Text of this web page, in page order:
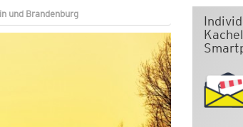
und Brandenburg